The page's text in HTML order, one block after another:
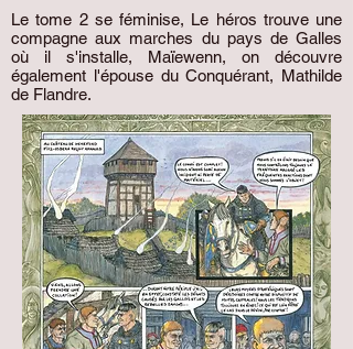
Le tome 2 se féminise, Le héros trouve une
compagne aux marches du pays de Galles
où il s'installe, Maïewenn, on découvre
également l'épouse du Conquérant, Mathilde
de Flandre.